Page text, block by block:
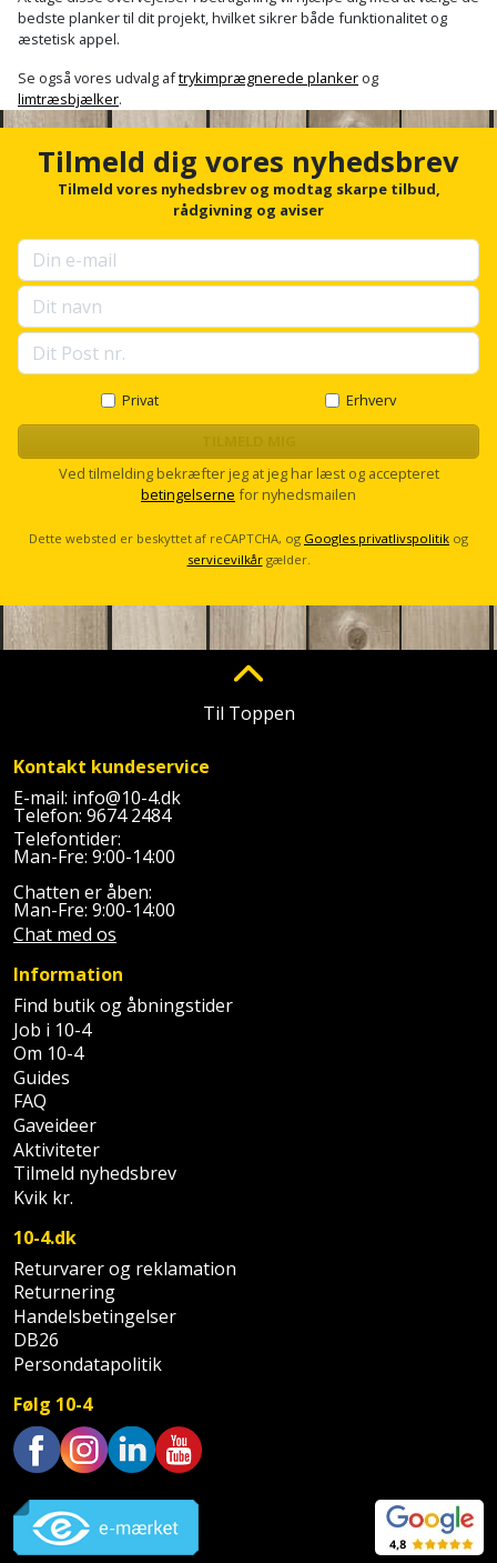
Søm
Sternbeklædning
Tag
Terrassebrædder
Terrasseopklodsning
Tråd
byggeri
Vinduer
plader
Oliekande
Palleløfter
Polsøger
Profilsaks
Reb
og
snor
Renseservietter
og
Sækkelukker
Savbuk
Skruestik
Skruetrækker
Skruetvinge
Slibeartikler
Smøring
og
rustopløser
Soldater
støtte
og
teleskopstøtte
Stålbørste
Stemmejern
Stige
Stillads
Tænger
Tagpapbrænder
Tapetværktøj
Høvl
Industristøvsuger
Kantfræser
Kantlimer
Kantlimertilbehør
Kap-
og
geringssav
Kerneboremaskine
Klammepistol
Klippeværktøj
Kompressor
Limpistol
Linjelaser
Loddekolbe
Luftværktøj
Måleinstrumenter
Malersprøjte
Mejselhammer
Multicutter
Multicuttertilbehør
Multisliber
Nedbrydningshammer
Overfræser
Overfræsertilbehør
Polermaskine
Rillefræser
Hegn
Højbede
Hylder
Jagt
og
fritid
Jul
Klæbesøm
Lommelygte
Pavillon
Personlig
pleje
Plantekasser
Postkasse
Postkassestander
Prepping
Presenning
Redskabsskur
Shelter
Sikkerhed
i
Skadedyrsbekæmpelse
Skraldespandsskjuler
Skydelåge
bedste planker til dit projekt, hvilket sikrer både funktionalitet og
æstetisk appel.
Se også vores udvalg aftrykimprægnerede planker og
limtræsbjælker.
Tilmeld dig vores nyhedsbrev
Tilmeld vores nyhedsbrev og modtag skarpe tilbud,
rådgivning og aviser
Privat Erhverv
Ved tilmelding bekræfter jeg at jeg har læst og accepteret
betingelserne for nyhedsmailen
Dette websted er beskyttet af reCAPTCHA, og Googles privatlivspolitik og
servicevilkårgælder.
Til Toppen
Kontakt kundeservice
E-mail: info@10-4.dk
Telefon: 9674 2484
Telefontider:
Man-Fre: 9:00-14:00
Chatten er åben:
Man-Fre: 9:00-14:00
Chat med os
Information
Find butik og åbningstider
Job i 10-4
Om 10-4
Guides
FAQ
Gaveideer
Aktiviteter
Tilmeld nyhedsbrev
Kvik kr.
10-4.dk
Returvarer og reklamation
Returnering
Handelsbetingelser
DB26
Persondatapolitik
Følg 10-4